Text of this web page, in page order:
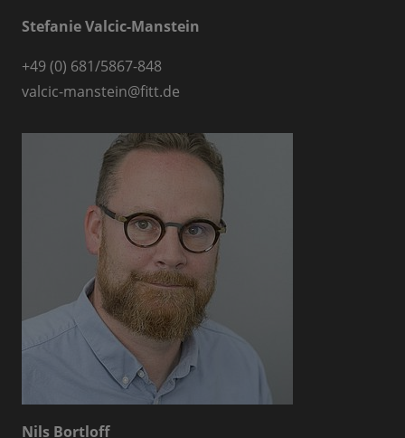
Stefanie Valcic-Manstein
+49 (0) 681/5867-848
valcic-manstein@fitt.de
Nils Bortloff